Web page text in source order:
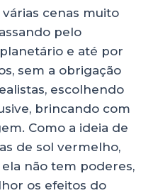
cenas muito
pelo
e até por
sem a obrigação
escolhendo
brincando com
Como a ideia de
de sol vermelho,
não tem poderes,
os efeitos do